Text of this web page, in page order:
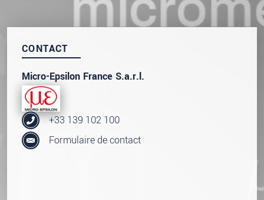
CONTACT
Micro-Epsilon France S.a.r.l.
+33 139 102 100
Formulaire de contact
ENVOYER MESSAGE